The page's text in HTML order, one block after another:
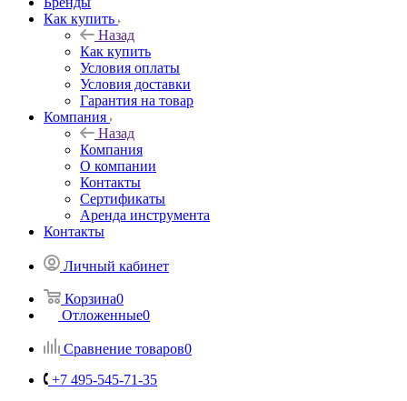
Как купить
Назад
Как купить
Условия оплаты
Условия доставки
Гарантия на товар
Компания
Назад
Компания
О компании
Контакты
Сертификаты
Аренда инструмента
Контакты
Личный кабинет
Корзина0
Отложенные0
Сравнение товаров0
+7 495-545-71-35